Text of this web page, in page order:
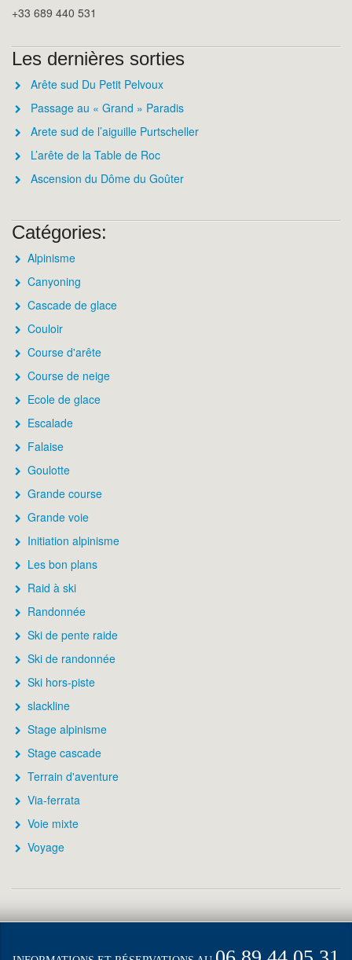
+33 689 440 531
Les dernières sorties
Arête sud Du Petit Pelvoux
Passage au « Grand » Paradis
Arete sud de l’aiguille Purtscheller
L’arête de la Table de Roc
Ascension du Dôme du Goûter
Catégories:
Alpinisme
Canyoning
Cascade de glace
Couloir
Course d'arête
Course de neige
Ecole de glace
Escalade
Falaise
Goulotte
Grande course
Grande voie
Initiation alpinisme
Les bon plans
Raid à ski
Randonnée
Ski de pente raide
Ski de randonnée
Ski hors-piste
slackline
Stage alpinisme
Stage cascade
Terrain d'aventure
Via-ferrata
Voie mixte
Voyage